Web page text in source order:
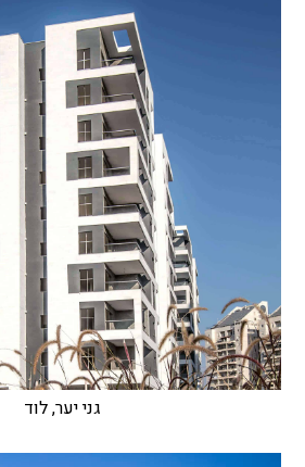
גני יער, לוד